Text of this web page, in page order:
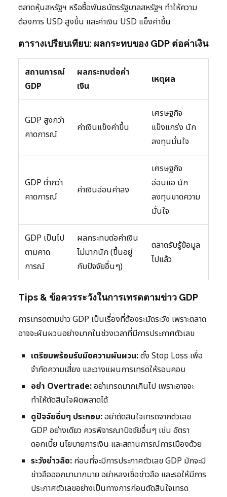
ตลาดหุ้นสหรัฐฯ หรือซื้อพันธบัตรรัฐบาลสหรัฐฯ ทำให้ความ
ต้องการ USD สูงขึ้น และค่าเงิน USD แข็งค่าขึ้น
ตารางเปรียบเทียบ: ผลกระทบของ GDP ต่อค่าเงิน
สถานการณ์
GDP
ผลกระทบต่อค่า
เงิน
เหตุผล
GDP สูงกว่า
คาดการณ์
ค่าเงินแข็งค่าขึ้น
เศรษฐกิจ
แข็งแกร่ง นัก
ลงทุนมั่นใจ
GDP ต่ำกว่า
คาดการณ์
ค่าเงินอ่อนค่าลง
เศรษฐกิจ
อ่อนแอ นัก
ลงทุนขาดความ
มั่นใจ
GDP เป็นไป
ตามคาด
การณ์
ผลกระทบต่อค่าเงิน
ไม่มากนัก (ขึ้นอยู่
กับปัจจัยอื่นๆ)
ตลาดรับรู้ข้อมูล
ไปแล้ว
Tips & ข้อควรระวังในการเทรดตามข่าว GDP
การเทรดตามข่าว GDP เป็นเรื่องที่ต้องระมัดระวัง เพราะตลาด
อาจจะผันผวนอย่างมากในช่วงเวลาที่มีการประกาศตัวเลข
เตรียมพร้อมรับมือความผันผวน:ตั้ง Stop Loss เพื่อ
จำกัดความเสี่ยง และวางแผนการเทรดให้รอบคอบ
อย่า Overtrade:อย่าเทรดมากเกินไป เพราะอาจจะ
ทำให้ตัดสินใจผิดพลาดได้
ดูปัจจัยอื่นๆ ประกอบ:อย่าตัดสินใจเทรดจากตัวเลข
GDP อย่างเดียว ควรพิจารณาปัจจัยอื่นๆ เช่น อัตรา
ดอกเบี้ย นโยบายการเงิน และสถานการณ์การเมืองด้วย
ระวังข่าวลือ: ก่อนที่จะมีการประกาศตัวเลข GDP มักจะมี
ข่าวลือออกมามากมาย อย่าหลงเชื่อข่าวลือ และรอให้มีการ
ประกาศตัวเลขอย่างเป็นทางการก่อนตัดสินใจเทรด